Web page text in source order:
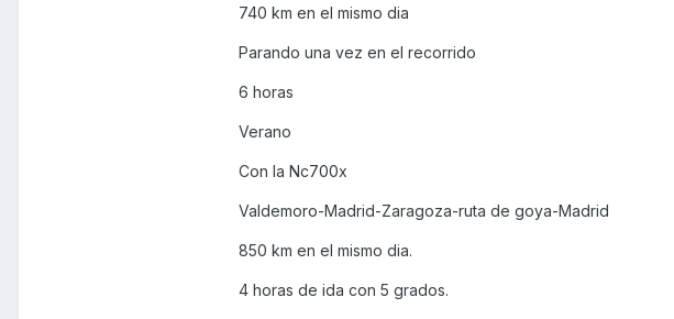
740 km en el mismo dia
Parando una vez en el recorrido
6 horas
Verano
Con la Nc700x
Valdemoro-Madrid-Zaragoza-ruta de goya-Madrid
850 km en el mismo dia.
4 horas de ida con 5 grados.